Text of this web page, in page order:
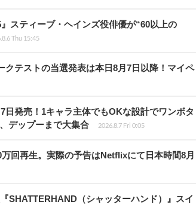
スティーブ・ヘインズ役俳優が“60以上の
Thu 15:45
テストの当選発表は本日8月7日以降！マイペ
発売！1キャラ主体でもOKな設計でワンボタ
デップーまで大集合
2026.8.7 Fri 0:05
回再生。実際の予告はNetflixにて日本時間8月
SHATTERHAND（シャッターハンド）』スイ